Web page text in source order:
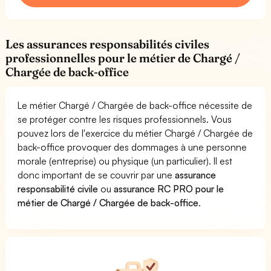
Les assurances responsabilités civiles
professionnelles pour le métier de Chargé /
Chargée de back-office
Le métier Chargé / Chargée de back-office nécessite de
se protéger contre les risques professionnels. Vous
pouvez lors de l'exercice du métier Chargé / Chargée de
back-office provoquer des dommages à une personne
morale (entreprise) ou physique (un particulier). Il est
donc important de se couvrir par uneassurance
responsabilité civile ouassurance RC PRO pour le
métier de Chargé / Chargée de back-office.